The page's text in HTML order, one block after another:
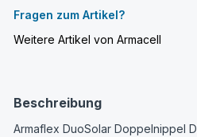
Fragen zum Artikel?
Weitere Artikel von Armacell
Beschreibung
Armaflex DuoSolar Doppelnippel